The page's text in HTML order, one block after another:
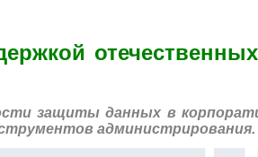
защиты данных в
администрирования.